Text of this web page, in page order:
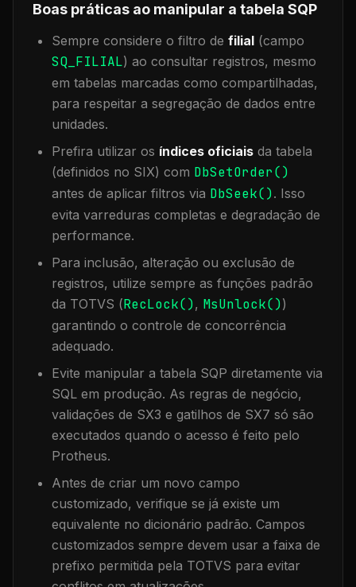
Boas práticas ao manipular a tabela SQP
Sempre considere o filtro de filial (campo
SQ_FILIAL) ao consultar registros, mesmo
em tabelas marcadas como compartilhadas,
para respeitar a segregação de dados entre
unidades.
Prefira utilizar os índices oficiais da tabela
(definidos no SIX) com DbSetOrder()
antes de aplicar filtros via DbSeek(). Isso
evita varreduras completas e degradação de
performance.
Para inclusão, alteração ou exclusão de
registros, utilize sempre as funções padrão
da TOTVS (RecLock(), MsUnlock())
garantindo o controle de concorrência
adequado.
Evite manipular a tabela SQP diretamente via
SQL em produção. As regras de negócio,
validações de SX3 e gatilhos de SX7 só são
executados quando o acesso é feito pelo
Protheus.
Antes de criar um novo campo
customizado, verifique se já existe um
equivalente no dicionário padrão. Campos
customizados sempre devem usar a faixa de
prefixo permitida pela TOTVS para evitar